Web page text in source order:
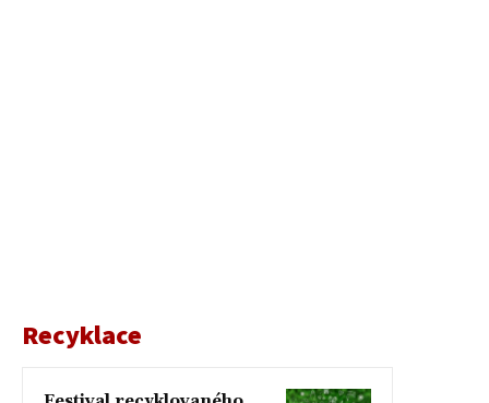
Recyklace